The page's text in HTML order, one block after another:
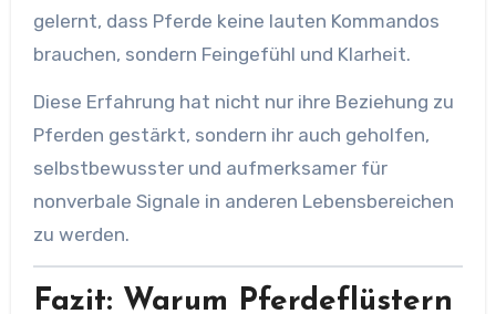
gelernt, dass Pferde keine lauten Kommandos
brauchen, sondern Feingefühl und Klarheit.
Diese Erfahrung hat nicht nur ihre Beziehung zu
Pferden gestärkt, sondern ihr auch geholfen,
selbstbewusster und aufmerksamer für
nonverbale Signale in anderen Lebensbereichen
zu werden.
Fazit: Warum Pferdeflüstern